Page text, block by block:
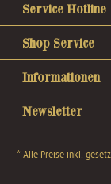
Service Hotline
Shop Service
Informationen
Newsletter
* Alle Preise inkl.